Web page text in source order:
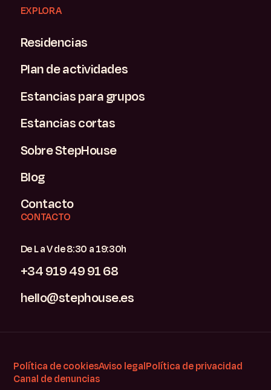
EXPLORA
Residencias
Plan de actividades
Estancias para grupos
Estancias cortas
Sobre StepHouse
Blog
Contacto
CONTACTO
De L a V de 8:30 a 19:30h
+34 919 49 91 68
hello@stephouse.es
Política de cookiesAviso legalPolítica de privacidad
Canal de denuncias